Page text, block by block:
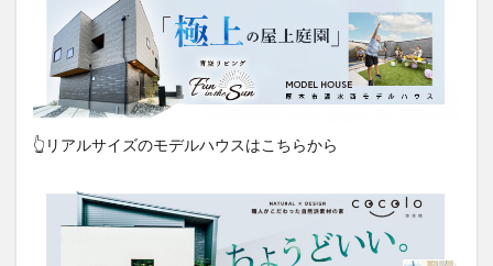
👆リアルサイズのモデルハウスはこちらから